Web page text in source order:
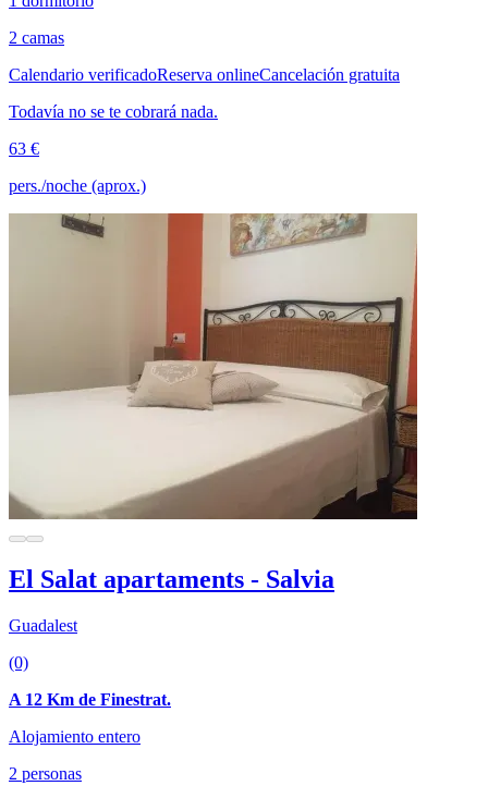
2 camas
Calendario verificadoReserva onlineCancelación gratuita
Todavía no se te cobrará nada.
63 €
pers./noche (aprox.)
El Salat apartaments - Salvia
Guadalest
(0)
A 12 Km de Finestrat.
Alojamiento entero
2 personas